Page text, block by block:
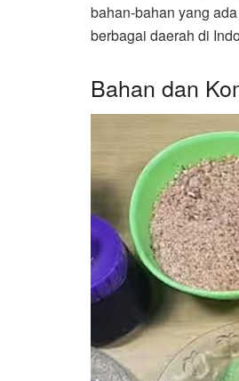
bahan-bahan yang
berbagai daerah di
Bahan dan